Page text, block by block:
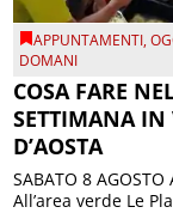
APPUNTAMENTI,
DOMANI
COSA FARE
SETTIMANA IN
D’AOSTA
SABATO 8 AGOSTO
All’area verde Le